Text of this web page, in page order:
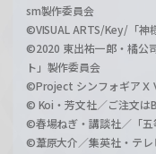
sm製作委員会
©VISUAL ARTS/Key/「神
©2020 東出祐一郎・橘公
ト」製作委員会
©Project シンフォギアＸ
© Koi・芳文社／ご注文は
©春場ねぎ・講談社／「
©葦原大介／集英社・テ